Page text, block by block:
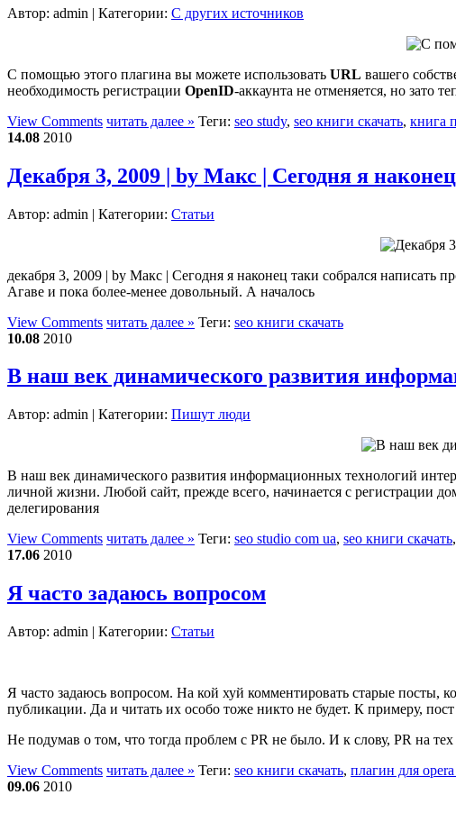
Автор: admin | Категории: С других источников
С помощью этого плагина вы можете использовать URL вашего
необходимость регистрации OpenID-аккаунта не отменяется, но зато
View Comments читать далее » Теги: seo study, seo книги скачать, книга
14.08 2010
Декабря 3, 2009 | by Макс | Сегодня я
Автор: admin | Категории: Статьи
декабря 3, 2009 | by Макс | Сегодня я наконец таки собрался написать
Агаве и пока более-менее довольный. А началось
View Comments читать далее » Теги: seo книги скачать
10.08 2010
В наш век динамического развития
Автор: admin | Категории: Пишут люди
В наш век динамического развития информационных технологий
личной жизни. Любой сайт, прежде всего, начинается с регистрации
делегирования
View Comments читать далее » Теги: seo studio com ua, seo книги скачать,
17.06 2010
Я часто задаюсь вопросом
Автор: admin | Категории: Статьи
Я часто задаюсь вопросом. На кой хуй комментировать старые посты,
публикации. Да и читать их особо тоже никто не будет. К примеру,
Не подумав о том, что тогда проблем с PR не было. И к слову, PR на тех
View Comments читать далее » Теги: seo книги скачать, плагин для opera
09.06 2010